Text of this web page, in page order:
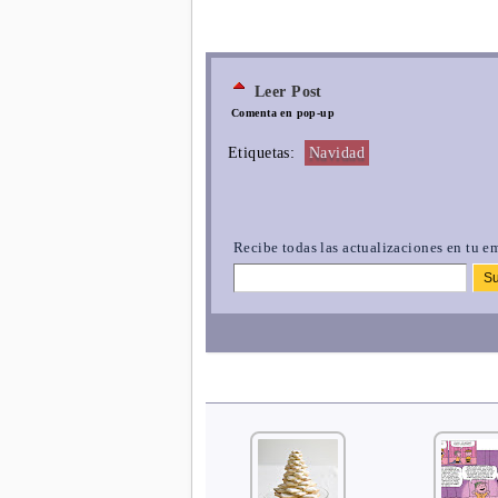
Leer Post
Comenta en pop-up
Etiquetas: Navidad
Recibe todas las actualizaciones en tu